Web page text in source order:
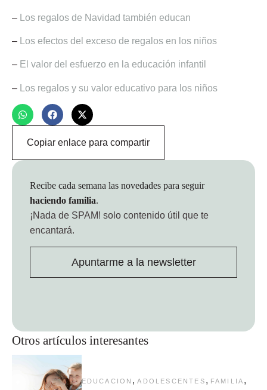
– Los regalos de Navidad también educan
– Los efectos del exceso de regalos en los niños
– El valor del esfuerzo en la educación infantil
– Los regalos y su valor educativo para los niños
Copiar enlace para compartir
Otros artículos interesantes
EDUCACION , ADOLESCENTES , FAMILIA ,
Recibe cada semana las novedades para seguir
haciendo familia.
¡Nada de SPAM! solo contenido útil que te
encantará.
Apuntarme a la newsletter